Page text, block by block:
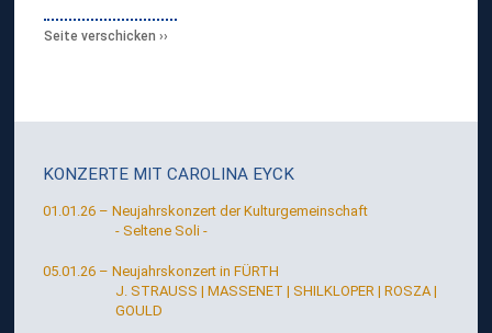
N
KONZERTE MIT CAROLINA EYCK
01.01.26 – Neujahrskonzert der Kulturgemeinschaft
- Seltene Soli -
05.01.26 – Neujahrskonzert in FÜRTH
J. STRAUSS | MASSENET | SHILKLOPER | ROSZA |
GOULD
Seite verschicken